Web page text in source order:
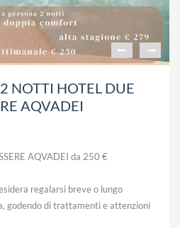
NOTTI HOTEL DUE
AQVADEI
AQVADEI da 250 €
regalarsi breve o lungo
godendo di trattamenti e attenzioni